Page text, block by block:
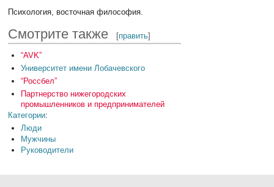
Психология, восточная философия.
Смотрите также [править]
“AVK”
Университет имени Лобачевского
“Россбел”
Партнерство нижегородских
промышленников и предпринимателей
Категории:
Люди
Мужчины
Руководители